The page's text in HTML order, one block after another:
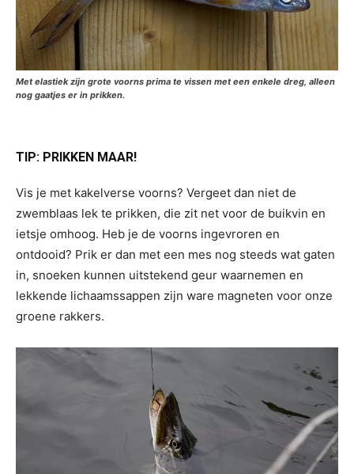
Met elastiek zijn grote voorns prima te vissen met een enkele dreg, alleen
nog gaatjes er in prikken.
TIP: PRIKKEN MAAR!
Vis je met kakelverse voorns? Vergeet dan niet de
zwemblaas lek te prikken, die zit net voor de buikvin en
ietsje omhoog. Heb je de voorns ingevroren en
ontdooid? Prik er dan met een mes nog steeds wat gaten
in, snoeken kunnen uitstekend geur waarnemen en
lekkende lichaamssappen zijn ware magneten voor onze
groene rakkers.